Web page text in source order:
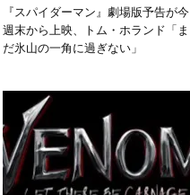
『スパイダーマン』劇場版予告が今
週末から上映、トム・ホランド「ま
だ氷山の一角に過ぎない」